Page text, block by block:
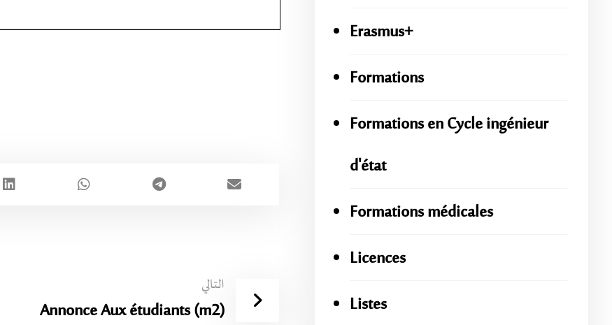
التالي
Annonce Aux étudiants (m2)
Erasmus+
Formations
Formations en Cycle ingénieur
d'état
Formations médicales
Licences
Listes